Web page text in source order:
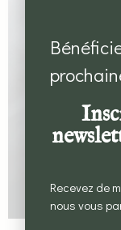
Recevez de
nous vous